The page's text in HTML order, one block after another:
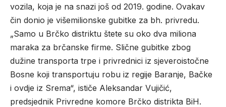
vozila, koja je na snazi još od 2019. godine. Ovakav
čin donio je višemilionske gubitke za bh. privredu.
„Samo u Brčko distriktu štete su oko dva miliona
maraka za brčanske firme. Slične gubitke zbog
dužine transporta trpe i privrednici iz sjeveroistočne
Bosne koji transportuju robu iz regije Baranje, Bačke
i ovdje iz Srema“, ističe Aleksandar Vujičić,
predsjednik Privredne komore Brčko distrikta BiH.